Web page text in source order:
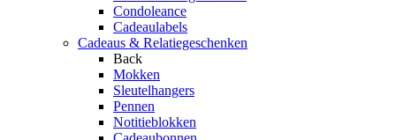
Condoleance
Cadeaulabels
Cadeaus & Relatiegeschenken
Back
Mokken
Sleutelhangers
Pennen
Notitieblokken